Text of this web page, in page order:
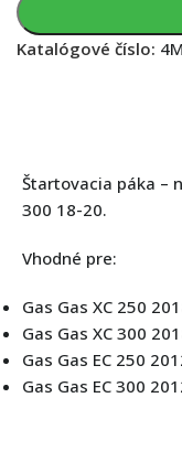
Katalógové číslo:
Štartovacia páka –
300 18-20.
Vhodné pre:
Gas Gas XC 250
Gas Gas XC 300
Gas Gas EC 250
Gas Gas EC 300